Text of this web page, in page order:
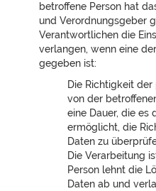
betroffene Person hat
und Verordnungsgeber
Verantwortlichen die
verlangen, wenn eine
gegeben ist:
Die Richtigkeit
von der
eine Dauer, die es
ermöglicht, die
Daten zu
Die Verarbeitung
Person lehnt die
Daten ab und